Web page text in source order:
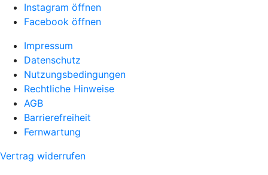
Instagram öffnen
Facebook öffnen
Impressum
Datenschutz
Nutzungsbedingungen
Rechtliche Hinweise
AGB
Barrierefreiheit
Fernwartung
Vertrag widerrufen